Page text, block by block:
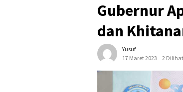
Gubernur
dan
Yusuf
17 Maret 2023
2 Dilihat